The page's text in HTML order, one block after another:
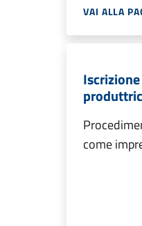
VAI ALLA
come